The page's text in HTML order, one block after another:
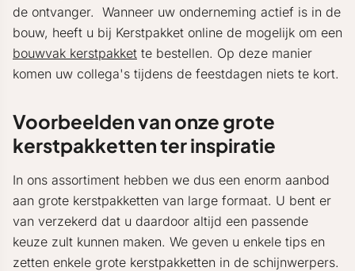
de ontvanger. Wanneer uw onderneming actief is in de
bouw, heeft u bij Kerstpakket online de mogelijk om een
bouwvak kerstpakket te bestellen. Op deze manier
komen uw collega's tijdens de feestdagen niets te kort.
Voorbeelden van onze grote
kerstpakketten ter inspiratie
In ons assortiment hebben we dus een enorm aanbod
aan grote kerstpakketten van large formaat. U bent er
van verzekerd dat u daardoor altijd een passende
keuze zult kunnen maken. We geven u enkele tips en
zetten enkele grote kerstpakketten in de schijnwerpers.